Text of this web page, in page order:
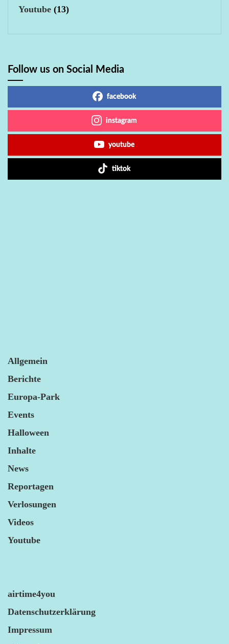
Youtube (13)
Follow us on Social Media
facebook
instagram
youtube
tiktok
Allgemein
Berichte
Europa-Park
Events
Halloween
Inhalte
News
Reportagen
Verlosungen
Videos
Youtube
airtime4you
Datenschutzerklärung
Impressum